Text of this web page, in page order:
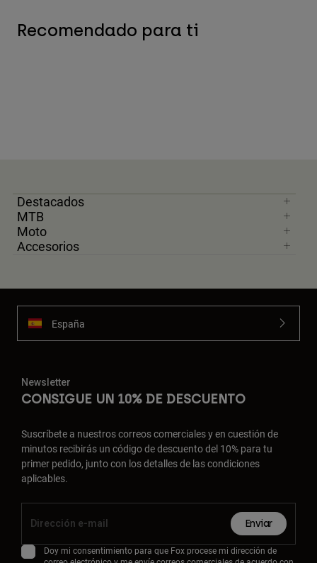
Recomendado para ti
Destacados
MTB
Moto
Accesorios
España
Newsletter
CONSIGUE UN 10% DE DESCUENTO
Suscríbete a nuestros correos comerciales y en cuestión de
minutos recibirás un código de descuento del 10% para tu
primer pedido, junto con los detalles de las condiciones
aplicables.
Enviar
Doy mi consentimiento para que Fox procese mi dirección de